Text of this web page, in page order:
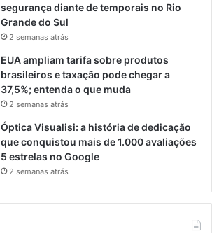
segurança diante de temporais no Rio
Grande do Sul
2 semanas atrás
EUA ampliam tarifa sobre produtos
brasileiros e taxação pode chegar a
37,5%; entenda o que muda
2 semanas atrás
Óptica Visualisi: a história de dedicação
que conquistou mais de 1.000 avaliações
5 estrelas no Google
2 semanas atrás